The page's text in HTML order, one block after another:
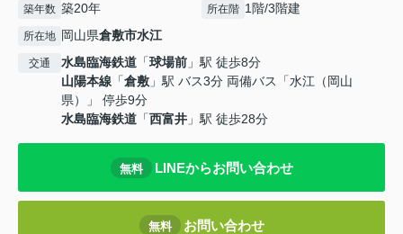
築年数 築20年 所在階 1階/3階建
所在地 岡山県倉敷市水江
交通 水島臨海鉄道 「球場前 」駅 徒歩8分
山陽本線 「倉敷 」駅 バス3分 両備バス「水江（岡山
県）」 停歩9分
水島臨海鉄道 「西富井 」駅 徒歩28分
無料 LINEからお問い合わせ
無料 お問い合わせ